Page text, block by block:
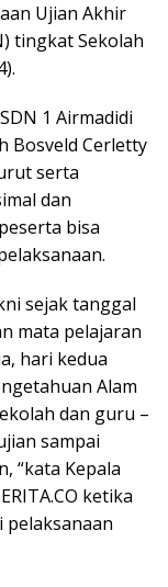
Ujian Akhir
tingkat Sekolah
1 Airmadidi
Bosveld Cerletty
serta
dan
bisa
sejak tanggal
mata pelajaran
hari kedua
Alam
dan guru –
sampai
“kata Kepala
ketika
pelaksanaan